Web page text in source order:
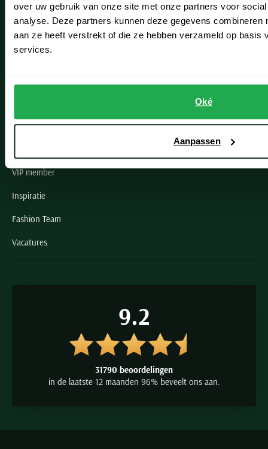
over uw gebruik van onze site met onze partners voor
analyse. Deze partners kunnen deze gegevens combineren
aan ze heeft verstrekt of die ze hebben verzameld op basis
services.
Oké
Aanpassen
Noordwijk
Oegstgeest
Grote maten herenkleding
VIP member
Inspiratie
Fashion Team
Vacatures
9.2
31790 beoordelingen
in de laatste 12 maanden 96% beveelt ons aan.